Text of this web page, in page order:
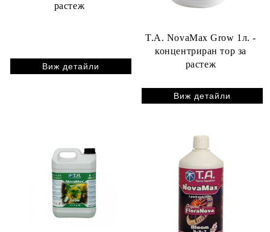
растеж
Виж детайли
T.A. NovaMax Grow 1л. -
концентриран тор за
растеж
Виж детайли